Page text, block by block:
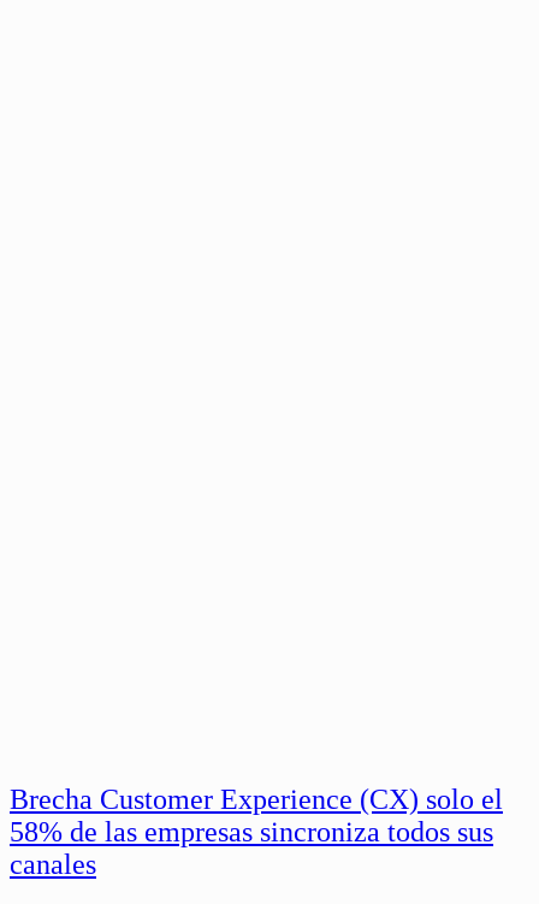
Brecha Customer Experience (CX) solo el
58% de las empresas sincroniza todos sus
canales